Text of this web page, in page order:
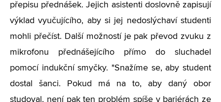
přepisu přednášek. Jejich asistenti doslovně zapisují
výklad vyučujícího, aby si jej nedoslýchaví studenti
mohli přečíst. Další možností je pak převod zvuku z
mikrofonu přednášejícího přímo do sluchadel
pomocí indukční smyčky. "Snažíme se, aby student
dostal šanci. Pokud má na to, aby daný obor
studoval, není pak ten problém spíše v bariérách ze